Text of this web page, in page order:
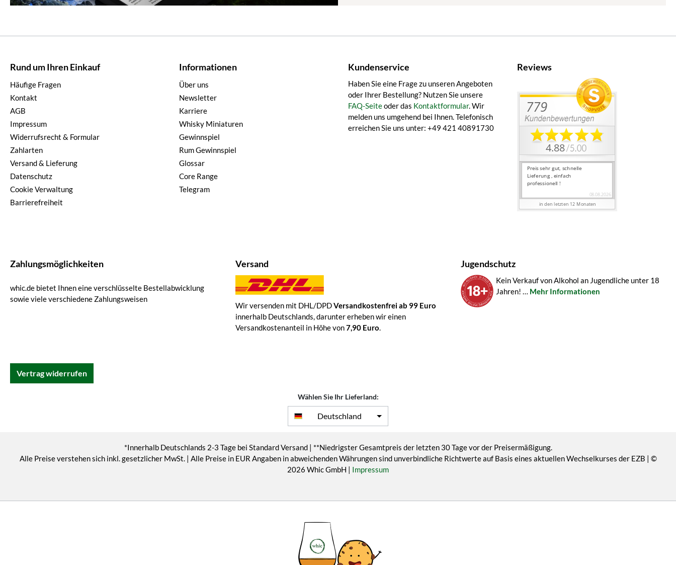
Rund um Ihren Einkauf
Häufige Fragen
Kontakt
AGB
Impressum
Widerrufsrecht & Formular
Zahlarten
Versand & Lieferung
Datenschutz
Cookie Verwaltung
Barrierefreiheit
Informationen
Über uns
Newsletter
Karriere
Whisky Miniaturen
Gewinnspiel
Rum Gewinnspiel
Glossar
Core Range
Telegram
Kundenservice
Haben Sie eine Frage zu unseren Angeboten
oder Ihrer Bestellung? Nutzen Sie unsere
FAQ-Seiteoder das Kontaktformular. Wir
melden uns umgehend bei Ihnen. Telefonisch
erreichen Sie uns unter: +49 421 40891730
Reviews
Zahlungsmöglichkeiten
whic.de bietet Ihnen eine verschlüsselte Bestellabwicklung
sowie viele verschiedene Zahlungsweisen
Versand
Wir versenden mit DHL/DPDVersandkostenfrei ab 99 Euro
innerhalb Deutschlands, darunter erheben wir einen
Versandkostenanteil in Höhe von7,90 Euro.
Jugendschutz
Kein Verkauf von Alkohol an Jugendliche unter 18
Jahren! … Mehr Informationen
Vertrag widerrufen
Wählen Sie Ihr Lieferland:
Deutschland
*Innerhalb Deutschlands 2-3 Tage bei Standard Versand | **Niedrigster Gesamtpreis der letzten 30 Tage vor der Preisermäßigung.
Alle Preise verstehen sich inkl. gesetzlicher MwSt. | Alle Preise in EUR Angaben in abweichenden Währungen sind unverbindliche Richtwerte auf Basis eines aktuellen Wechselkurses der EZB | ©
2026 Whic GmbH | Impressum